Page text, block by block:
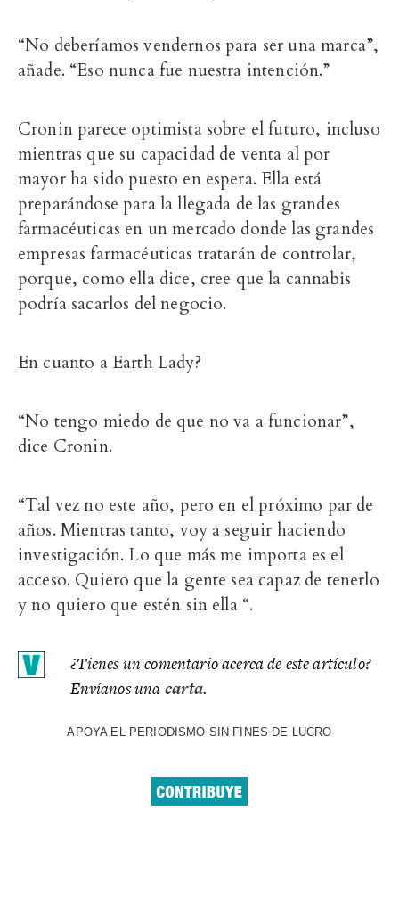
“No deberíamos vendernos para ser una marca”,
añade. “Eso nunca fue nuestra intención.”
Cronin parece optimista sobre el futuro, incluso
mientras que su capacidad de venta al por
mayor ha sido puesto en espera. Ella está
preparándose para la llegada de las grandes
farmacéuticas en un mercado donde las grandes
empresas farmacéuticas tratarán de controlar,
porque, como ella dice, cree que la cannabis
podría sacarlos del negocio.
En cuanto a Earth Lady?
“No tengo miedo de que no va a funcionar”,
dice Cronin.
“Tal vez no este año, pero en el próximo par de
años. Mientras tanto, voy a seguir haciendo
investigación. Lo que más me importa es el
acceso. Quiero que la gente sea capaz de tenerlo
y no quiero que estén sin ella “.
¿Tienes un comentario acerca de este artículo?
Envíanos una carta.
APOYA EL PERIODISMO SIN FINES DE LUCRO